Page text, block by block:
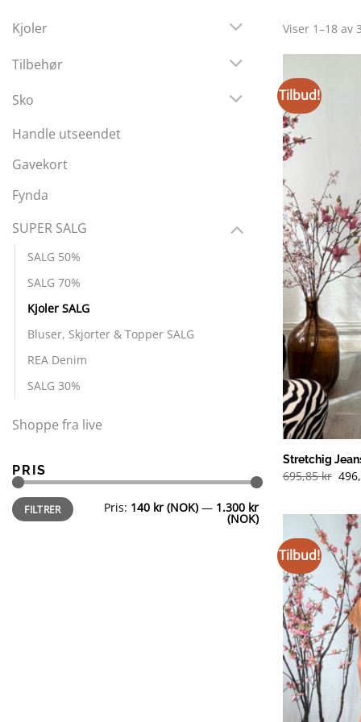
Kjoler
Tilbehør
Sko
Handle utseendet
Gavekort
Fynda
SUPER SALG
SALG 50%
SALG 70%
Kjoler SALG
Bluser, Skjorter & Topper SALG
REA Denim
SALG 30%
Shoppe fra live
PRIS
Min.
pris
Makspris
FILTRER Pris: 140 kr (NOK) — 1.300 kr
(NOK)
Viser 1–18 av
Tilbud!
Stretchig
695,85kr
Tilbud!